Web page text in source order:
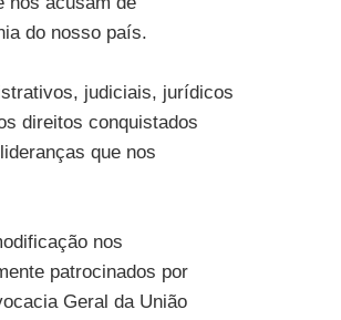
do nosso país.
judiciais, jurídicos
direitos conquistados
que nos
nos
patrocinados por
Geral da União